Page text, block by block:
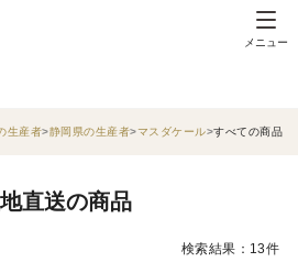
メニュー
生産者 静岡県の生産者 マスダケール すべての商品
直送の商品
検索結果：13件